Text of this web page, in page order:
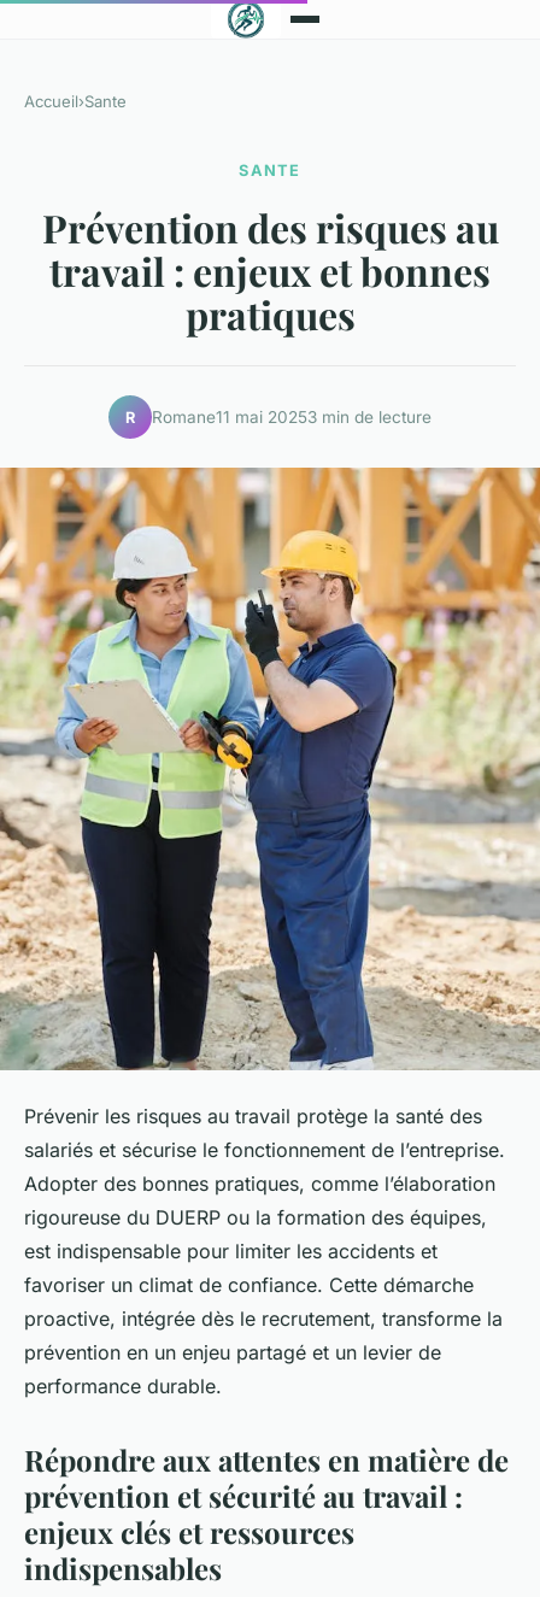
Accueil›Sante
SANTE
Prévention des risques au
travail : enjeux et bonnes
pratiques
R Romane11 mai 20253 min de lecture
Prévenir les risques au travail protège la santé des
salariés et sécurise le fonctionnement de l’entreprise.
Adopter des bonnes pratiques, comme l’élaboration
rigoureuse du DUERP ou la formation des équipes,
est indispensable pour limiter les accidents et
favoriser un climat de confiance. Cette démarche
proactive, intégrée dès le recrutement, transforme la
prévention en un enjeu partagé et un levier de
performance durable.
Répondre aux attentes en matière de
prévention et sécurité au travail :
enjeux clés et ressources
indispensables